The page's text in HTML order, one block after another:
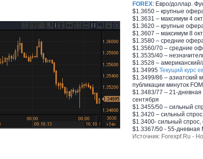
FOREX: Евро/доллар.
$1.3650 – крупные
$1.3631 – максимум 4
$1.3620 – крупные
$1.3607 – максимум 8
$1.3580 – средние
$1.3560/70 – средние
$1.3535/40 –
$1.3528 –
$1.34995 Текущий курс
$1.3499/86 – азиатский
публикации минуток
$1.3483/77 – 21-
сентября
$1.3455/50 – сильный
$1.3420 – сильный
$1.3400- сильный спрос,
$1.3367/50 - 55-
Источник: Forexpf.Ru -